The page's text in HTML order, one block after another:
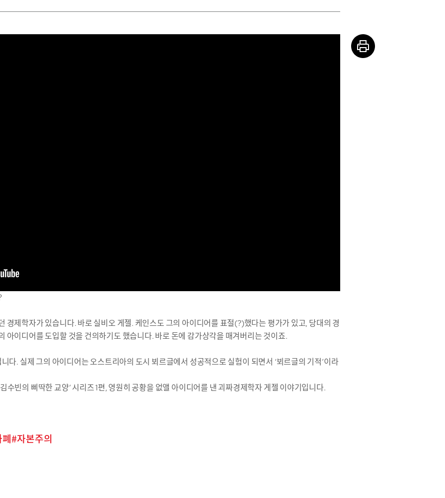
경제학자가 있습니다. 바로 실비오 게젤. 케인스도 그의 아이디어를 표절(?)했다는 평가가 있고, 당대의 경
아이디어를 도입할 것을 건의하기도 했습니다. 바로 돈에 감가상각을 매겨버리는 것이죠.
다. 실제 그의 아이디어는 오스트리아의 도시 뵈르글에서 성공적으로 실험이 되면서 ‘뵈르글의 기적’이라
수빈의 삐딱한 교양’ 시리즈 1편, 영원히 공황을 없앨 아이디어를 낸 괴짜경제학자 게젤 이야기입니다.
폐 자본주의